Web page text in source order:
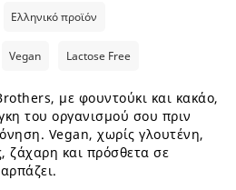
Ελληνικό προϊόν
Vegan Lactose Free
με φουντούκι και κακάο,
του οργανισμού σου πριν
Vegan, χωρίς γλουτένη,
ζάχαρη και πρόσθετα σε